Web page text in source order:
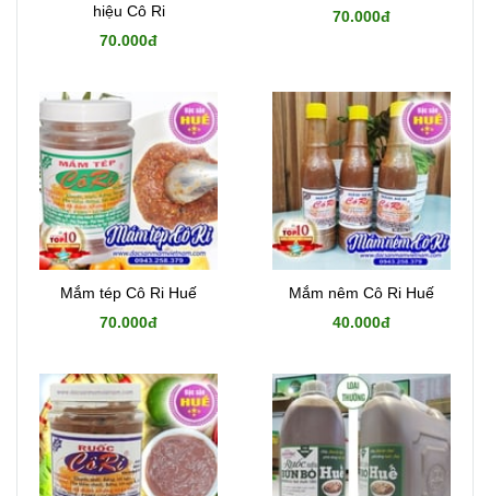
hiệu Cô Ri
70.000đ
70.000đ
Mắm tép Cô Ri Huế
70.000đ
Mắm nêm Cô Ri Huế
40.000đ